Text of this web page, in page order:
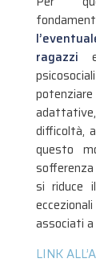
ragazzi
difficoltà,
questo
si riduce
associati
LINK